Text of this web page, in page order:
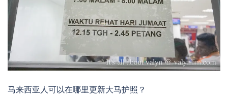
马来西亚人可以在哪里更新大马护照？